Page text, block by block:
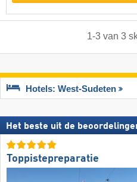
1-3van 3
Hotels: West-Sudeten
Het beste uit de
Toppistepreparatie